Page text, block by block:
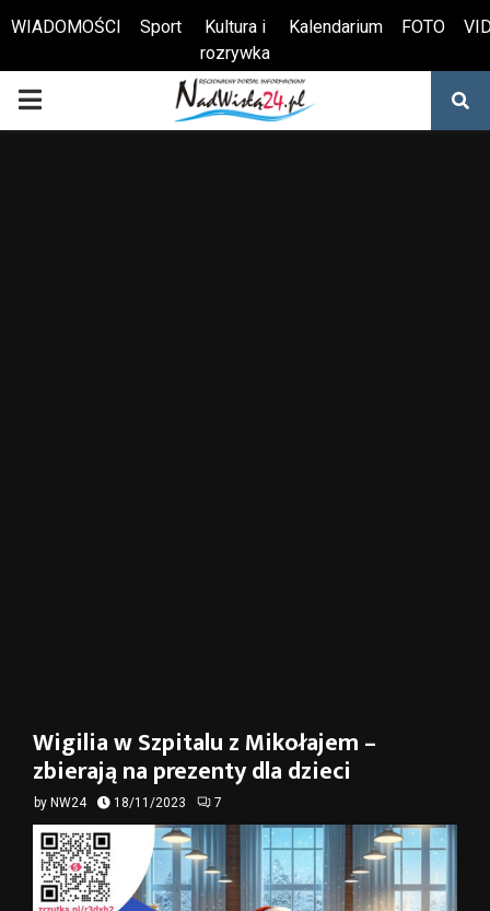
Otwórz pasek narzędzi
WIADOMOŚCI Sport
Kultura i
rozrywka
Kalendarium FOTO
PRIMARY
Wigilia w Szpitalu z Mikołajem –
zbierają na prezenty dla dzieci
by NW24 18/11/2023 7